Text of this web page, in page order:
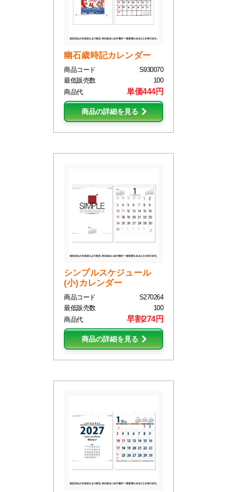
幽石歳時記カレンダー
商品コード
S930070
最低販売数
100
商品代
単価444円
商品の詳細を見る
シンプルスケジュール
(小)カレンダー
商品コード
S270264
最低販売数
100
商品代
早割274円
商品の詳細を見る